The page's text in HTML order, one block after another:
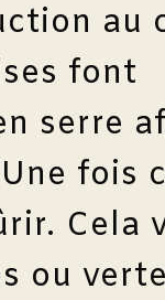
au
font
serre
fois
Cela
ou